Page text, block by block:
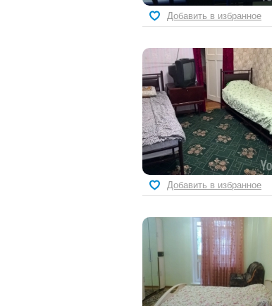
Добавить в избранное
Добавить в избранное